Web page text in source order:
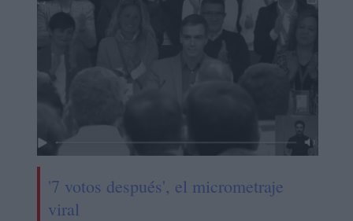
'7 votos después', el micrometraje
viral